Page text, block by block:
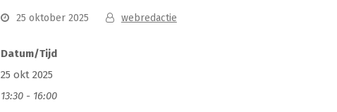
25 oktober 2025 webredactie
Datum/Tijd
25 okt 2025
13:30 - 16:00